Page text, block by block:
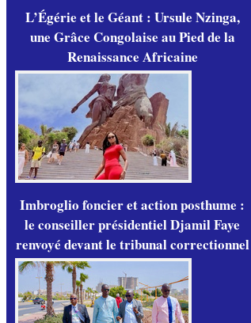
L’Égérie et le Géant : Ursule Nzinga,
une Grâce Congolaise au Pied de la
Renaissance Africaine
Imbroglio foncier et action posthume :
le conseiller présidentiel Djamil Faye
renvoyé devant le tribunal correctionnel